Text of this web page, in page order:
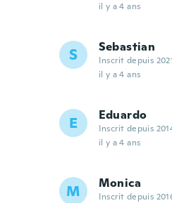
il y a 4 ans
S Sebastian
Inscrit depuis
il y a 4 ans
E Eduardo
Inscrit depuis
il y a 4 ans
M Monica
Inscrit depuis